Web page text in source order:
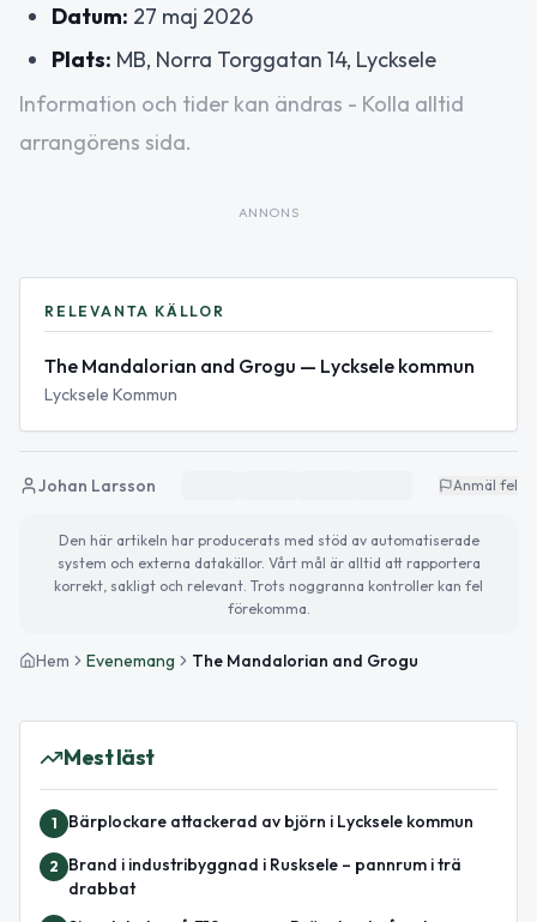
Datum: 27 maj 2026
Plats: MB, Norra Torggatan 14, Lycksele
Information och tider kan ändras - Kolla alltid
arrangörens sida.
ANNONS
RELEVANTA KÄLLOR
The Mandalorian and Grogu — Lycksele kommun
Lycksele Kommun
Johan Larsson Anmäl fel
Den här artikeln har producerats med stöd av automatiserade
system och externa datakällor. Vårt mål är alltid att rapportera
korrekt, sakligt och relevant. Trots noggranna kontroller kan fel
förekomma.
Hem Evenemang The Mandalorian and Grogu
Mest läst
1 Bärplockare attackerad av björn i Lycksele kommun
2
Brand i industribyggnad i Rusksele – pannrum i trä
drabbat